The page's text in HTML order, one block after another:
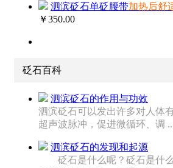
泗滨砭石单砭腰带加热后舒
￥350.00
砭石百科
泗滨砭石的作用与功效
泗滨砭石可以发出许多对人体
超声波脉冲，促进微循环、调
泗滨砭石的发现和起源
砭石是什么呢？砭石是什么